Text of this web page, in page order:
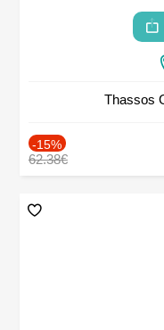
Thassos
-15%
62.38€